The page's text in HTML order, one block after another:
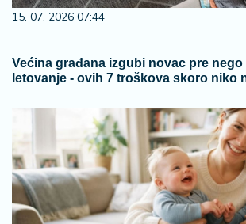
15. 07. 2026 07:44
Većina građana izgubi novac pre
letovanje - ovih 7 troškova skoro niko